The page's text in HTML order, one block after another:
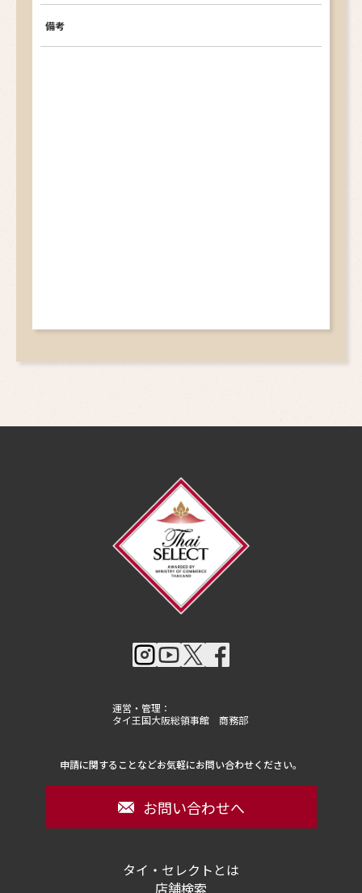
備考
運営・管理：
タイ王国大阪総領事館 商務部
申請に関することなどお気軽にお問い合わせください。
お問い合わせへ
タイ・セレクトとは
店舗検索